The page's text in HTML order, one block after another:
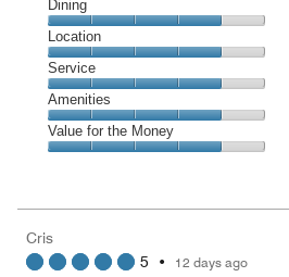
Cleanliness,
4
out
of
5
Dining
Dining,
4
out
of
5
Location
Location,
4
out
of
5
Service
Service,
4
out
Amenities
Amenities,
4
5
Value for the Money
4
out
Cris
5 • 12 days ago